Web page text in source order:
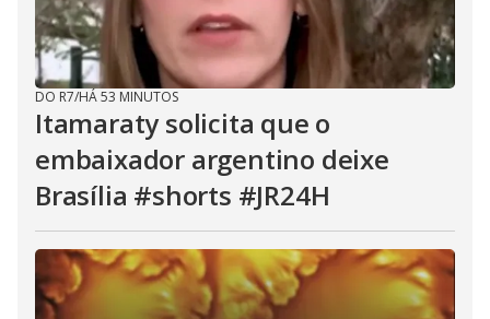
DO R7/HÁ 53 MINUTOS
Itamaraty solicita que o
embaixador argentino deixe
Brasília #shorts #JR24H